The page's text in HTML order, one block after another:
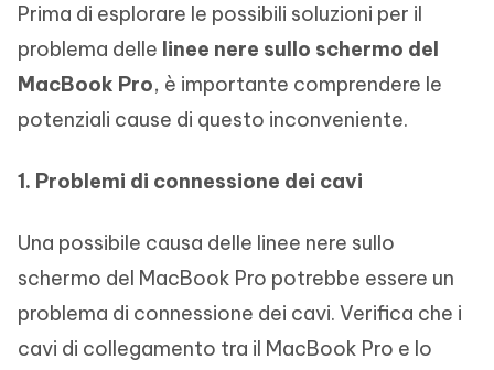
Prima di esplorare le possibili soluzioni per il
problema delle linee nere sullo schermo del
MacBook Pro, è importante comprendere le
potenziali cause di questo inconveniente.
1. Problemi di connessione dei cavi
Una possibile causa delle linee nere sullo
schermo del MacBook Pro potrebbe essere un
problema di connessione dei cavi. Verifica che i
cavi di collegamento tra il MacBook Pro e lo